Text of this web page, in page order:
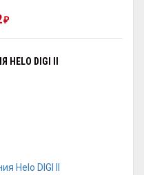
₽
DIGI II